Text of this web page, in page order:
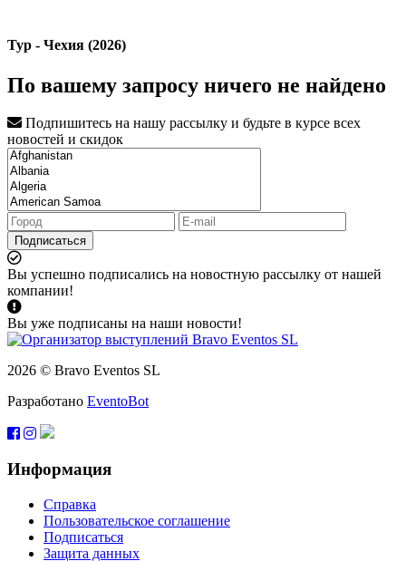
Тур - Чехия (2026)
По вашему запросу ничего не найдено
Подпишитесь на нашу рассылку и будьте в курсе всех
новостей и скидок
Подписаться
Вы успешно подписались на новостную рассылку от нашей
компании!
Вы уже подписаны на наши новости!
2026 © Bravo Eventos SL
Разработано EventoBot
Информация
Справка
Пользовательское соглашение
Подписаться
Защита данных